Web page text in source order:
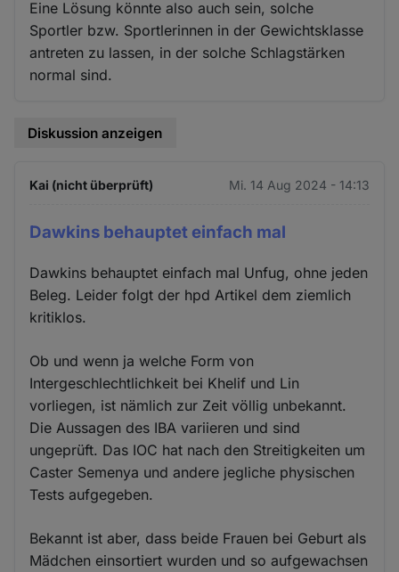
Eine Lösung könnte also auch sein, solche
Sportler bzw. Sportlerinnen in der Gewichtsklasse
antreten zu lassen, in der solche Schlagstärken
normal sind.
Diskussion anzeigen
Kai (nicht überprüft) Mi. 14 Aug 2024 - 14:13
Dawkins behauptet einfach mal
Dawkins behauptet einfach mal Unfug, ohne jeden
Beleg. Leider folgt der hpd Artikel dem ziemlich
kritiklos.
Ob und wenn ja welche Form von
Intergeschlechtlichkeit bei Khelif und Lin
vorliegen, ist nämlich zur Zeit völlig unbekannt.
Die Aussagen des IBA variieren und sind
ungeprüft. Das IOC hat nach den Streitigkeiten um
Caster Semenya und andere jegliche physischen
Tests aufgegeben.
Bekannt ist aber, dass beide Frauen bei Geburt als
Mädchen einsortiert wurden und so aufgewachsen